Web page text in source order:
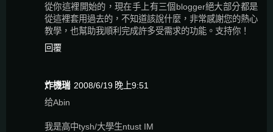
從你這裡開始的，現在手上有三個blogger絕大部分都是
從這裡套用過去的，不知道該說什麼，非常感謝您的熱心
教學，也幫助我順利完成許多受需求的功能。支持你！
回覆
炸機瑞 2008/6/19 晚上9:51
给Abin
我是高中tysh/大學生ntust IM